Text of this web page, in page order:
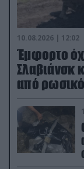
10.08.2026 | 12:02
Έμφορτο
Σλαβιάνσκ
από
(βίντεο)